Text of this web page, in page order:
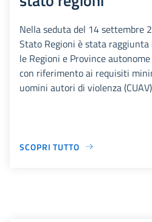
Nella seduta del 14 settembre
Stato Regioni è stata raggiunta
le Regioni e Province
con riferimento ai requisiti
uomini autori di violenza
SCOPRI TUTTO